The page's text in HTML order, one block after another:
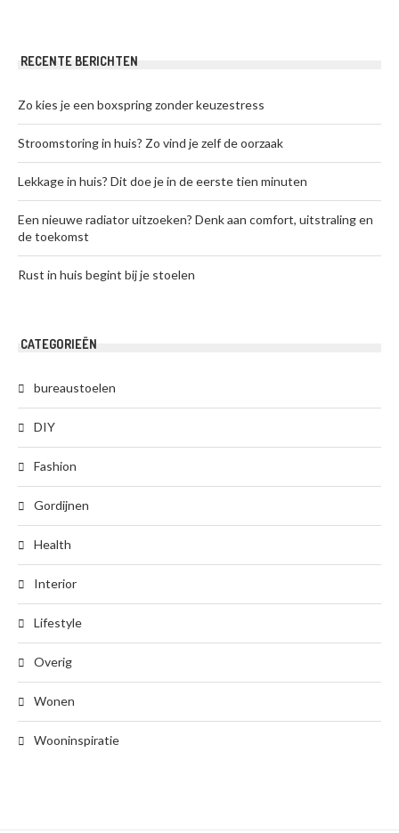
RECENTE BERICHTEN
Zo kies je een boxspring zonder keuzestress
Stroomstoring in huis? Zo vind je zelf de oorzaak
Lekkage in huis? Dit doe je in de eerste tien minuten
Een nieuwe radiator uitzoeken? Denk aan comfort, uitstraling en
de toekomst
Rust in huis begint bij je stoelen
CATEGORIEËN
bureaustoelen
DIY
Fashion
Gordijnen
Health
Interior
Lifestyle
Overig
Wonen
Wooninspiratie